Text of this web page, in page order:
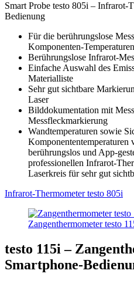
Smart Probe testo 805i – Infrarot-
Bedienung
Für die berührungslose
Komponenten-
Berührungslose Infrarot-
Einfache Auswahl des
Materialliste
Sehr gut sichtbare
Laser
Bilddokumentation mit
Messfleckmarkierung
Wandtemperaturen sowie
Komponententemperaturen
berührungslos und App-
professionellen Infrarot-
Laserkreis für sehr gut
Infrarot-Thermometer testo 805i
Zangenthermometer testo
testo 115i –
Smartphone-